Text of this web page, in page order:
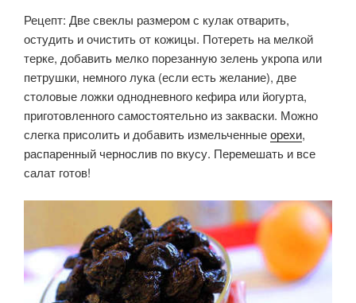
Рецепт: Две свеклы размером с кулак отварить,
остудить и очистить от кожицы. Потереть на мелкой
терке, добавить мелко порезанную зелень укропа или
петрушки, немного лука (если есть желание), две
столовые ложки однодневного кефира или йогурта,
приготовленного самостоятельно из закваски. Можно
слегка присолить и добавить измельченныеорехи,
распаренный чернослив по вкусу. Перемешать и все
салат готов!